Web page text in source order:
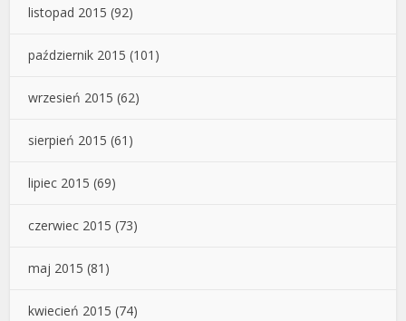
listopad 2015 (92)
październik 2015 (101)
wrzesień 2015 (62)
sierpień 2015 (61)
lipiec 2015 (69)
czerwiec 2015 (73)
maj 2015 (81)
kwiecień 2015 (74)